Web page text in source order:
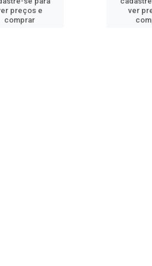
preços e
comprar
ver